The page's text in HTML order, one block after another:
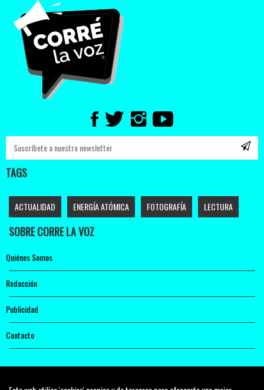
TAGS
ACTUALIDAD ENERGÍA ATÓMICA FOTOGRAFÍA LECTURA
SOBRE CORRE LA VOZ
Quiénes Somos
Redacción
Publicidad
Contacto